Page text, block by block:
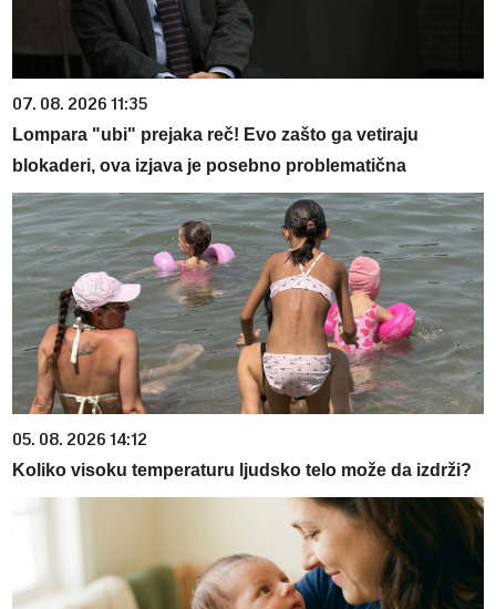
07. 08. 2026 11:35
Lompara "ubi" prejaka reč! Evo zašto ga vetiraju
blokaderi, ova izjava je posebno problematična
05. 08. 2026 14:12
Koliko visoku temperaturu ljudsko telo može da izdrži?